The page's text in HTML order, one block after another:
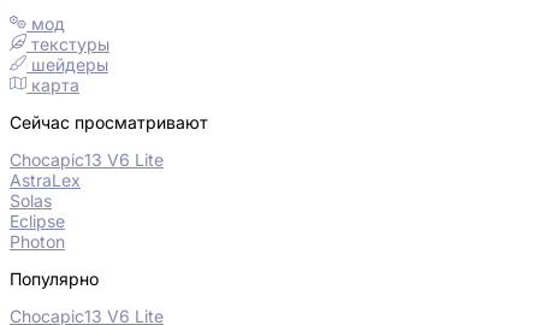
мод
текстуры
шейдеры
карта
Сейчас просматривают
Chocapic13 V6 Lite
AstraLex
Solas
Eclipse
Photon
Популярно
Chocapic13 V6 Lite